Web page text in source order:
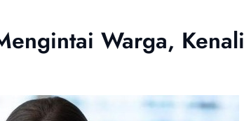
Warga, Kenali